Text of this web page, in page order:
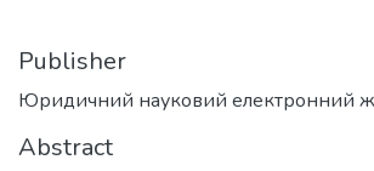
Publisher
Юридичний науковий електронний
Abstract